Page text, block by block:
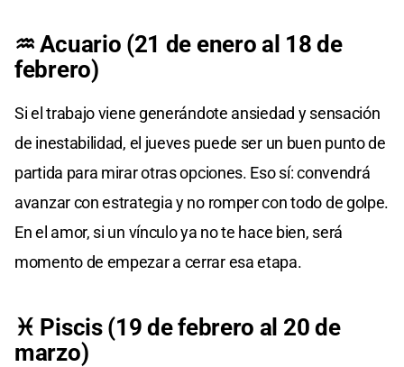
♒ Acuario (21 de enero al 18 de
febrero)
Si el trabajo viene generándote ansiedad y sensación
de inestabilidad, el jueves puede ser un buen punto de
partida para mirar otras opciones. Eso sí: convendrá
avanzar con estrategia y no romper con todo de golpe.
En el amor, si un vínculo ya no te hace bien, será
momento de empezar a cerrar esa etapa.
♓ Piscis (19 de febrero al 20 de
marzo)